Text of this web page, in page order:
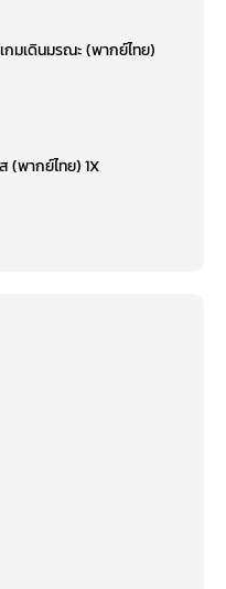
กมเดินมรณะ (พากย์ไทย)
(พากย์ไทย) 1X